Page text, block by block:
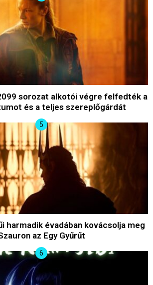
sorozat alkotói végre felfedték a
és a teljes szereplőgárdát
harmadik évadában kovácsolja meg
az Egy Gyűrűt